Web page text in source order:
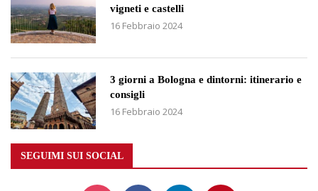
vigneti e castelli
16 Febbraio 2024
3 giorni a Bologna e dintorni: itinerario e
consigli
16 Febbraio 2024
SEGUIMI SUI SOCIAL